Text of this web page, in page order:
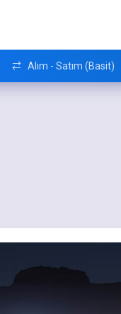
Alım - Satım (Basit)